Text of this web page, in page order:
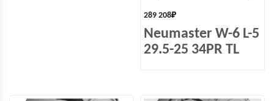
289 208₽
Neumaster W-6 L-5
29.5-25 34PR TL